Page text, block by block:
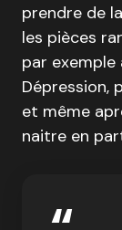
prendre de
les pièces
par
Dépression,
et même
naitre en